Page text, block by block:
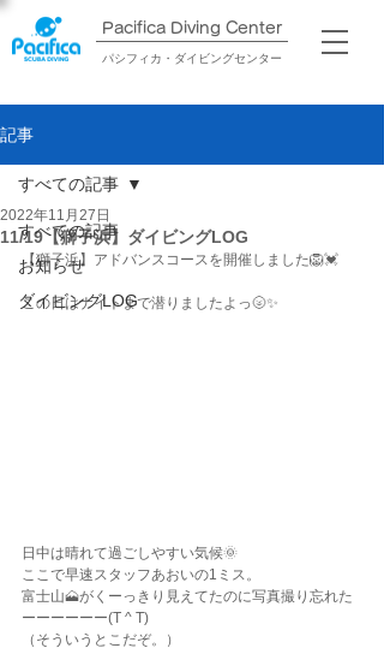
Pacifica Diving Center​
パシフィカ・ダイビングセンター
記事
すべての記事
お知らせ
ダイビングLOG
すべての記事
11/19【獅子浜】ダイビングLOG
2022年11月27日
【獅子浜】アドバンスコースを開催しました🦁💓
この日はナイトまで潜りましたよっ🌝✨
日中は晴れて過ごしやすい気候🌞
ここで早速スタッフあおいの1ミス。
富士山🗻がくーっきり見えてたのに写真撮り忘れた
ーーーーーー(T ^ T)
（そういうとこだぞ。）